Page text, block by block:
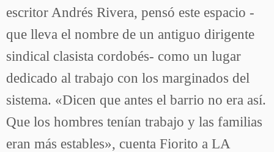
escritor Andrés Rivera, pensó este espacio -
que lleva el nombre de un antiguo dirigente
sindical clasista cordobés- como un lugar
dedicado al trabajo con los marginados del
sistema. «Dicen que antes el barrio no era así.
Que los hombres tenían trabajo y las familias
eran más estables», cuenta Fiorito a LA